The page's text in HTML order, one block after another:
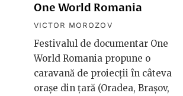
One World Romania
VICTOR MOROZOV
Festivalul de documentar One
World Romania propune o
caravană de proiecții în câteva
orașe din țară (Oradea, Brașov,